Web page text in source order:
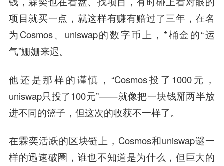
项目就买一点，就这样有赚有赔过了三年，在名
为Cosmos、uniswap的数字币上，*桶金的“运
气”姗姗来迟。
他还是那样的谨慎，“Cosmos投了1000元，
uniswap只投了100元”——就像把一块钱掰两半放
进不同的篮子，但这次的收获不一样了。
在霖奕活跃的区块链上，Cosmos和uniswap谜一
样的迅速破圈，谁也不知道是为什么，但巨大的